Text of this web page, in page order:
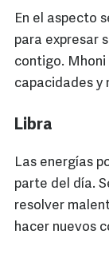
En el aspecto
para expresar
contigo.
capacidades y
Libra
Las energías
parte del día.
resolver
hacer nuevos